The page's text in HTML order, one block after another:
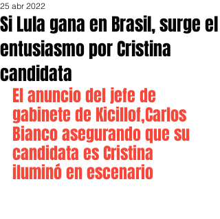
Si Lula gana en Brasil, surge el
entusiasmo por Cristina
candidata
25 abr 2022
El anuncio del jefe de
gabinete de Kicillof,Carlos
Bianco asegurando que su
candidata es Cristina
iluminó en escenario